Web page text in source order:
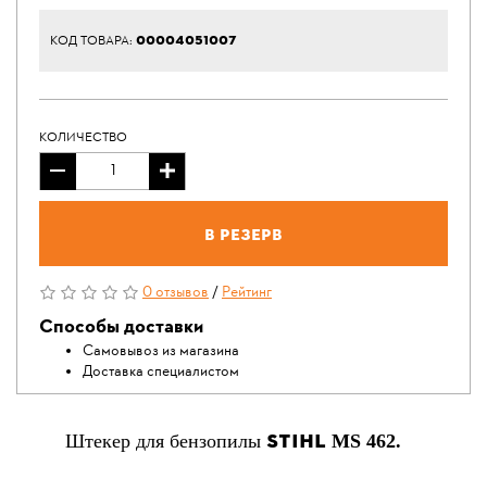
КОД ТОВАРА: 00004051007
КОЛИЧЕСТВО
В резерв
0 отзывов/Рейтинг
Способы доставки
Самовывоз из магазина
Доставка специалистом
Штекер для бензопилы STIHL MS 462.